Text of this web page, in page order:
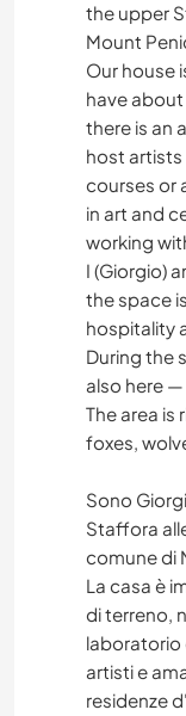
the upper
Mount
Our house
have
there is an
host
courses or
in art and
working
I (Giorgio)
the space
hospitality
During the
also here —
The area is
foxes,
Sono
Staffora
comune di
La casa è
di terreno,
laboratorio
artisti e
residenze